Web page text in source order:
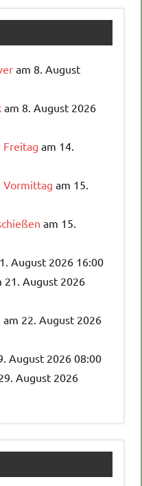
am 8. August
am 8. August 2026
am 14.
Vormittag am 15.
am 15.
August 2026 16:00
21. August 2026
am 22. August 2026
August 2026 08:00
August 2026